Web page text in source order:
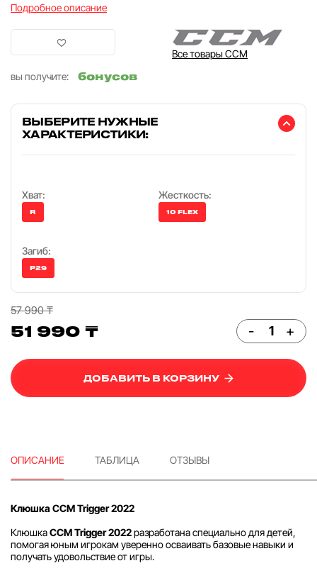
Подробное описание
Все товары CCM
вы получите:
бонусов
ВЫБЕРИТЕ НУЖНЫЕ
ХАРАКТЕРИСТИКИ:
Хват:
R
Жесткость:
10 FLEX
Загиб:
P29
57 990 ₸
51 990 ₸ - +
ДОБАВИТЬ В КОРЗИНУ
ОПИСАНИЕ ТАБЛИЦА ОТЗЫВЫ
Клюшка CCM Trigger 2022
КлюшкаCCM Trigger 2022разработана специально для детей,
помогая юным игрокам уверенно осваивать базовые навыки и
получать удовольствие от игры.